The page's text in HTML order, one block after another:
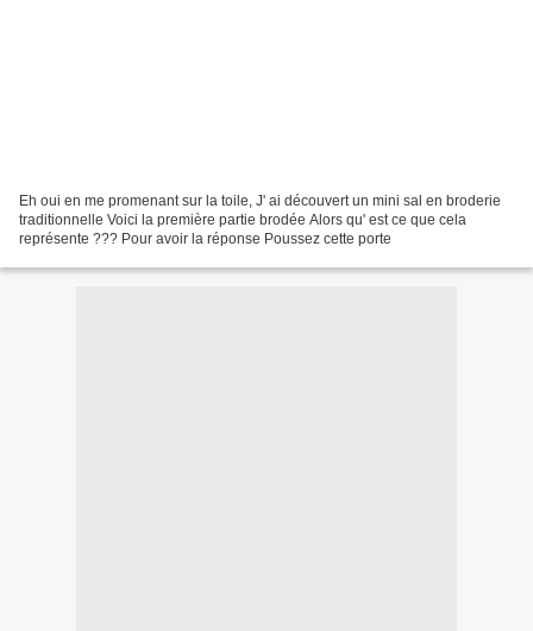
Eh oui en me promenant sur la toile, J' ai découvert un mini sal en broderie
traditionnelle Voici la première partie brodée Alors qu' est ce que cela
représente ??? Pour avoir la réponse Poussez cette porte